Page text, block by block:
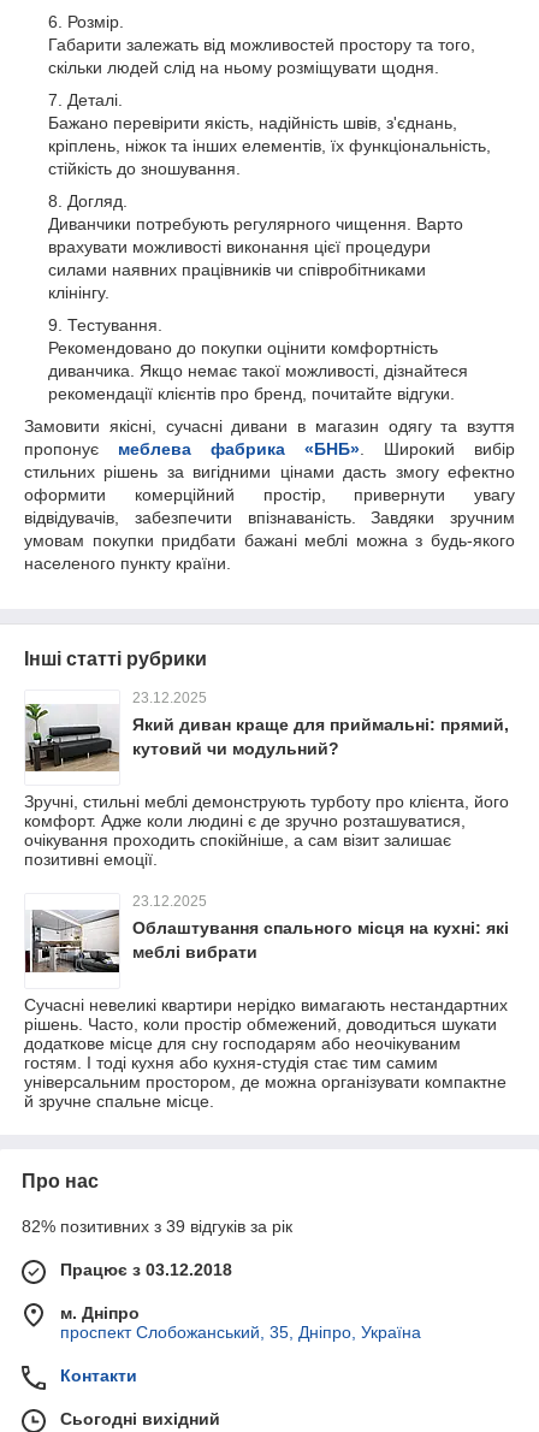
Розмір.
Габарити залежать від можливостей простору та того,
скільки людей слід на ньому розміщувати щодня.
Деталі.
Бажано перевірити якість, надійність швів, з'єднань,
кріплень, ніжок та інших елементів, їх функціональність,
стійкість до зношування.
Догляд.
Диванчики потребують регулярного чищення. Варто
врахувати можливості виконання цієї процедури
силами наявних працівників чи співробітниками
клінінгу.
Тестування.
Рекомендовано до покупки оцінити комфортність
диванчика. Якщо немає такої можливості, дізнайтеся
рекомендації клієнтів про бренд, почитайте відгуки.
Замовити якісні, сучасні дивани в магазин одягу та взуття
пропонує меблева фабрика «БНБ» . Широкий вибір
стильних рішень за вигідними цінами дасть змогу ефектно
оформити комерційний простір, привернути увагу
відвідувачів, забезпечити впізнаваність. Завдяки зручним
умовам покупки придбати бажані меблі можна з будь-якого
населеного пункту країни.
Інші статті рубрики
23.12.2025
Який диван краще для приймальні: прямий,
кутовий чи модульний?
Зручні, стильні меблі демонструють турботу про клієнта, його
комфорт. Адже коли людині є де зручно розташуватися,
очікування проходить спокійніше, а сам візит залишає
позитивні емоції.
23.12.2025
Облаштування спального місця на кухні: які
меблі вибрати
Сучасні невеликі квартири нерідко вимагають нестандартних
рішень. Часто, коли простір обмежений, доводиться шукати
додаткове місце для сну господарям або неочікуваним
гостям. І тоді кухня або кухня-студія стає тим самим
універсальним простором, де можна організувати компактне
й зручне спальне місце.
Про нас
82% позитивних з 39 відгуків за рік
Працює з 03.12.2018
м. Дніпро
проспект Слобожанський, 35, Дніпро, Україна
Контакти
Сьогодні вихідний